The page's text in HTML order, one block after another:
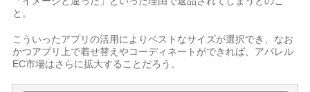
と。
こういったアプリの活用によりベストなサイズが選択でき、なお
かつアプリ上で着せ替えやコーディネートができれば、アパレル
EC市場はさらに拡大することだろう。